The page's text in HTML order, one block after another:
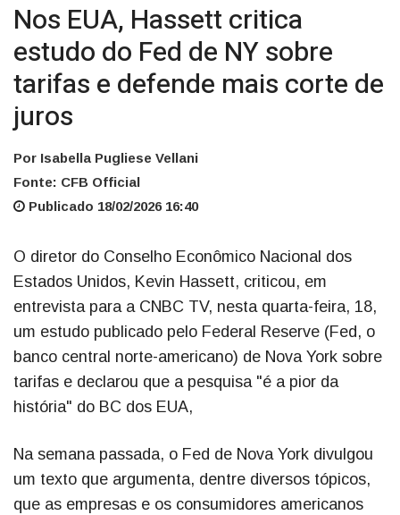
Nos EUA, Hassett critica
estudo do Fed de NY sobre
tarifas e defende mais corte de
juros
Por Isabella Pugliese Vellani
Fonte: CFB Official
Publicado 18/02/2026 16:40
O diretor do Conselho Econômico Nacional dos
Estados Unidos, Kevin Hassett, criticou, em
entrevista para a CNBC TV, nesta quarta-feira, 18,
um estudo publicado pelo Federal Reserve (Fed, o
banco central norte-americano) de Nova York sobre
tarifas e declarou que a pesquisa "é a pior da
história" do BC dos EUA,
Na semana passada, o Fed de Nova York divulgou
um texto que argumenta, dentre diversos tópicos,
que as empresas e os consumidores americanos